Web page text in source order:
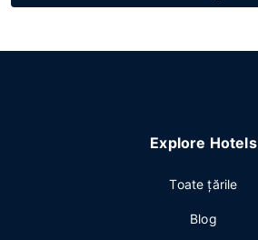
Explore Hotels
Toate ţările
Blog